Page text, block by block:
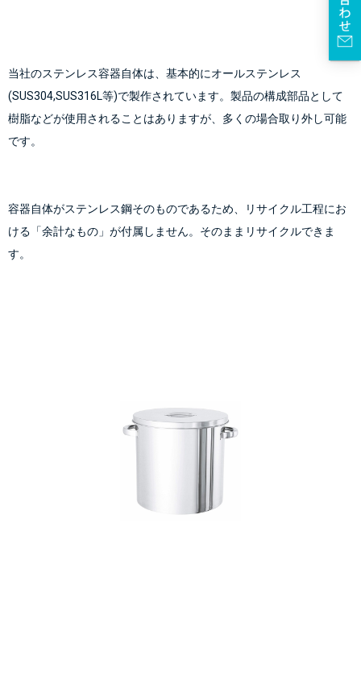
当社のステンレス容器自体は、基本的にオールステンレス
(SUS304,SUS316L等)で製作されています。製品の構成部品として
樹脂などが使用されることはありますが、多くの場合取り外し可能
です。
容器自体がステンレス鋼そのものであるため、リサイクル工程にお
ける「余計なもの」が付属しません。そのままリサイクルできま
す。